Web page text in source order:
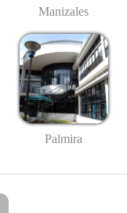
Manizales
Palmira